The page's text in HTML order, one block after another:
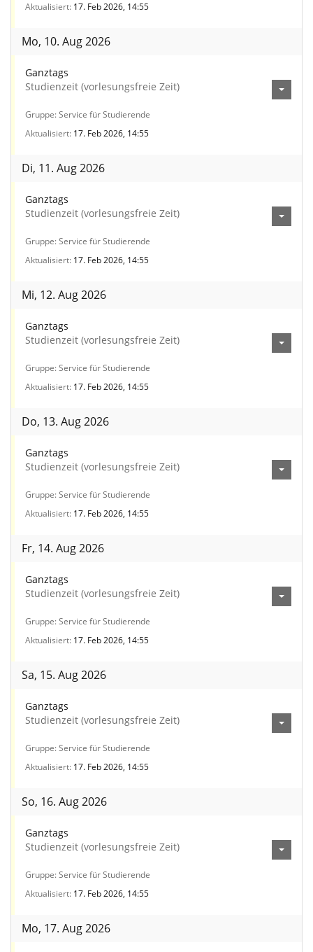
Aktualisiert 17. Feb 2026, 14:55
Mo, 10. Aug 2026
Ganztags
Studienzeit (vorlesungsfreie Zeit)
Gruppe Service für Studierende
Aktualisiert 17. Feb 2026, 14:55
Di, 11. Aug 2026
Ganztags
Studienzeit (vorlesungsfreie Zeit)
Gruppe Service für Studierende
Aktualisiert 17. Feb 2026, 14:55
Mi, 12. Aug 2026
Ganztags
Studienzeit (vorlesungsfreie Zeit)
Gruppe Service für Studierende
Aktualisiert 17. Feb 2026, 14:55
Do, 13. Aug 2026
Ganztags
Studienzeit (vorlesungsfreie Zeit)
Gruppe Service für Studierende
Aktualisiert 17. Feb 2026, 14:55
Fr, 14. Aug 2026
Ganztags
Studienzeit (vorlesungsfreie Zeit)
Gruppe Service für Studierende
Aktualisiert 17. Feb 2026, 14:55
Sa, 15. Aug 2026
Ganztags
Studienzeit (vorlesungsfreie Zeit)
Gruppe Service für Studierende
Aktualisiert 17. Feb 2026, 14:55
So, 16. Aug 2026
Ganztags
Studienzeit (vorlesungsfreie Zeit)
Gruppe Service für Studierende
Aktualisiert 17. Feb 2026, 14:55
Mo, 17. Aug 2026